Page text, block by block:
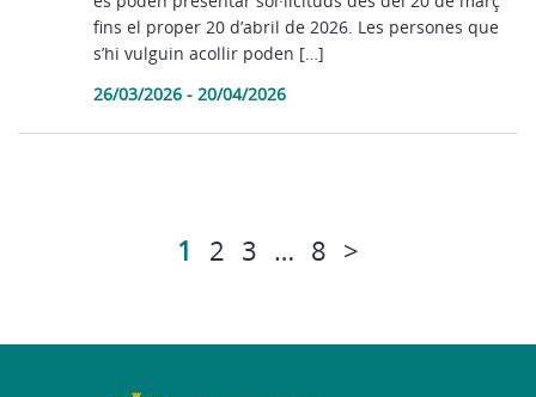
fins el proper 20 d’abril de 2026. Les persones que
s’hi vulguin acollir poden […]
26/03/2026 - 20/04/2026
1 2 3 … 8 >